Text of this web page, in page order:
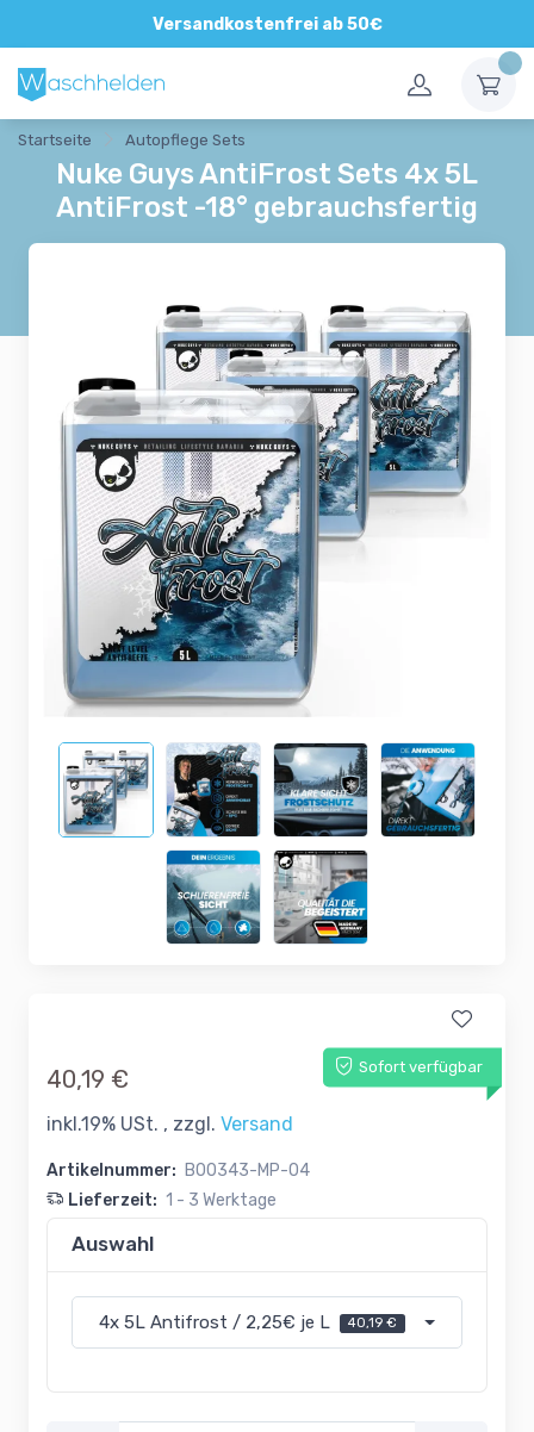
Versandkostenfrei ab 50€
Direkte und persönliche Beratung
Startseite Autopflege Sets
Nuke Guys AntiFrost Sets 4x 5L
AntiFrost -18° gebrauchsfertig
Sofort verfügbar
40,19 €
inkl.19% USt. , zzgl. Versand
Artikelnummer: B00343-MP-04
Lieferzeit: 1 - 3 Werktage
Auswahl
4x 5L Antifrost / 2,25€ je L 40,19 €